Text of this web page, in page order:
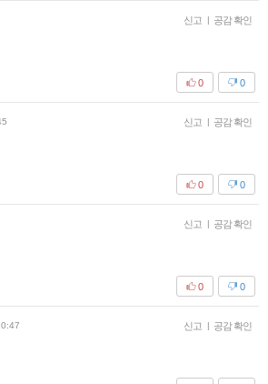
신고 | 공감 확인
0
0
신고 | 공감 확인
0
0
신고 | 공감 확인
0
0
신고 | 공감 확인